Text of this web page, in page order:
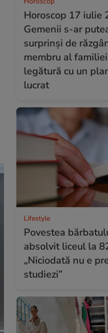
Horoscop 17 iulie
Gemenii s-ar
surprinși de
membru al
legătură cu un
lucrat
Lifestyle
Povestea
absolvit liceul la
„Niciodată nu e
studiezi”